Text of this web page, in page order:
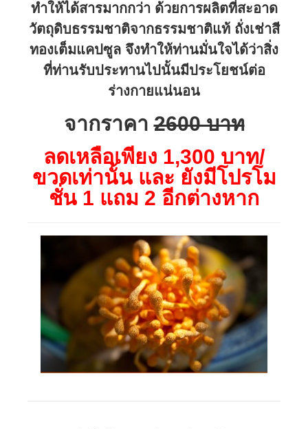
ทำให้ได้สารมากกว่า ด้วยการผลิตที่สะอาด
วัตถุดิบธรรมชาติจากธรรมชาติแท้ ถั่งเช่าสี
ทองเต็มแคปซูล จึงทำให้ท่านมั่นใจได้ว่าสิ่ง
ที่ท่านรับประทานไปนั้นมีประโยชน์ต่อ
ร่างกายแน่นอน
จากราคา2600 บาท
ลดเหลือเพียง 1,300 บาท/
ขวดเท่านั้น และ ยังมีโปรโม
ชั่น 1 แถม 2 อีกต่างหาก